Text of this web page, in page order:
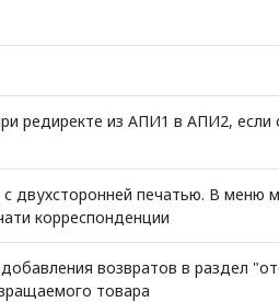
редиректе из АПИ1 в АПИ2, если
двухсторонней печатью. В меню
корреспонденции
возвратов в раздел
товара